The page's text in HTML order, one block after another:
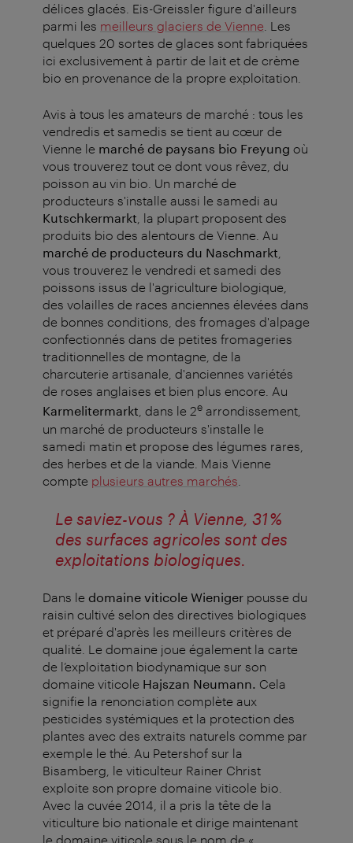
délices glacés. Eis-Greissler figure d'ailleurs
parmi les meilleurs glaciers de Vienne . Les
quelques 20 sortes de glaces sont fabriquées
ici exclusivement à partir de lait et de crème
bio en provenance de la propre exploitation.
Avis à tous les amateurs de marché : tous les
vendredis et samedis se tient au cœur de
Vienne le marché de paysans bio Freyung où
vous trouverez tout ce dont vous rêvez, du
poisson au vin bio. Un marché de
producteurs s'installe aussi le samedi au
Kutschkermarkt , la plupart proposent des
produits bio des alentours de Vienne. Au
marché de producteurs du Naschmarkt
vous trouverez le vendredi et samedi des
poissons issus de l'agriculture biologique,
des volailles de races anciennes élevées dans
de bonnes conditions, des fromages d'alpage
confectionnés dans de petites fromageries
traditionnelles de montagne, de la
charcuterie artisanale, d'anciennes variétés
de roses anglaises et bien plus encore. Au
Karmelitermarkt , dans le 2e arrondissement,
un marché de producteurs s'installe le
samedi matin et propose des légumes rares,
des herbes et de la viande. Mais Vienne
compte plusieurs autres marchés
Le saviez-vous ? À Vienne, 31 %
des surfaces agricoles sont des
exploitations biologiques.
Dans le domaine viticole Wieniger pousse du
raisin cultivé selon des directives biologiques
et préparé d'après les meilleurs critères de
qualité. Le domaine joue également la carte
de l’exploitation biodynamique sur son
domaine viticole Hajszan Neumann. Cela
signifie la renonciation complète aux
pesticides systémiques et la protection des
plantes avec des extraits naturels comme par
exemple le thé. Au Petershof sur la
Bisamberg, le viticulteur Rainer Christ
exploite son propre domaine viticole bio.
Avec la cuvée 2014, il a pris la tête de la
viticulture bio nationale et dirige maintenant
le domaine viticole sous le nom de «